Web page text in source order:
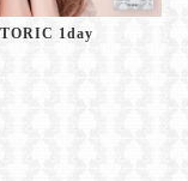
TORIC 1day